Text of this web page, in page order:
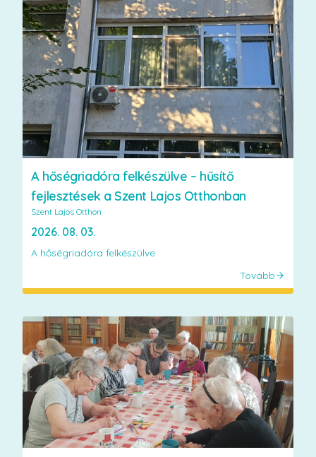
A hőségriadóra felkészülve – hűsítő
fejlesztések a Szent Lajos Otthonban
Szent Lajos Otthon
2026. 08. 03.
A hőségriadóra felkészülve
Tovább